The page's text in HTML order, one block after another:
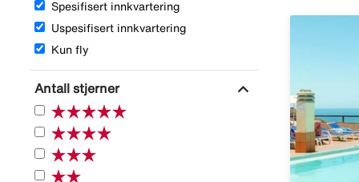
Spesifisert innkvartering
Uspesifisert innkvartering
Kun fly
Antall stjerner expand_more